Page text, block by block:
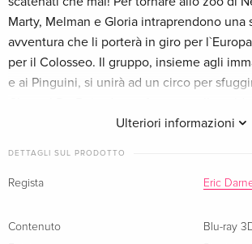
Tedesco
Blu-ray 3D (+2D) + 2 Blu-ray + DVD
Tedesco
Ulteriori informazioni
Marty, Melman e Gloria intraprendono una
avventura che li porterà in giro per
per il Colosseo. Il gruppo, insieme agli
e ai Pinguini, si unirà ad un circo per
accalappiatori, e metterà in piedi un
DETTAGLI SUL PRODOTTO
Regista Eric
Contenuto
Blu-ray